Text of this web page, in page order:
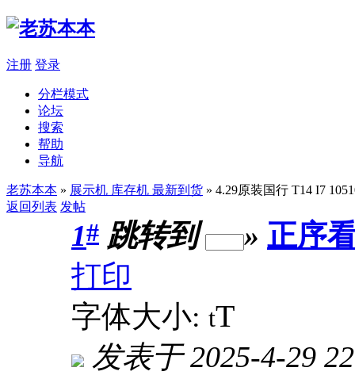
注册 登录
分栏模式
论坛
搜索
帮助
导航
老苏本本 » 展示机 库存机 最新到货 » 4.29原装国行 T14 I7
返回列表 发帖
1# 跳转到 » 正序
打印
字体大小: tT
发表于 2025-4-29